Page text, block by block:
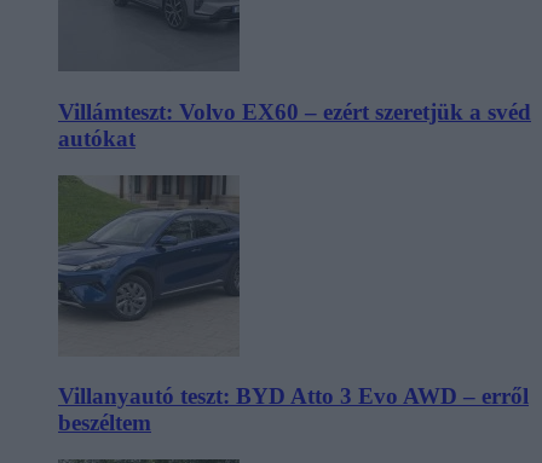
Villámteszt: Volvo EX60 – ezért szeretjük a svéd
autókat
Villanyautó teszt: BYD Atto 3 Evo AWD – erről
beszéltem